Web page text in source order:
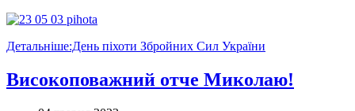
Детальніше:День піхоти Збройних Сил України
Високоповажний отче Миколаю!